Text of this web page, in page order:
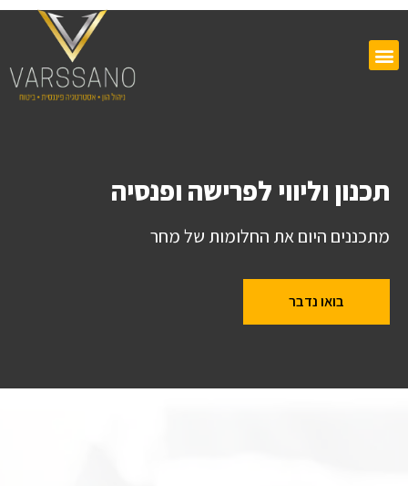
תכנון וליווי לפרישה ופנסיה
מתכננים היום את החלומות של מחר
בואו נדבר